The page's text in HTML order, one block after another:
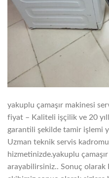
yakuplu çamaşır makinesi
fiyat – Kaliteli işçilik ve 20
garantili şekilde tamir işlemi
Uzman teknik servis
hizmetinizde.yakuplu
arayabilirsiniz.. Sonuç